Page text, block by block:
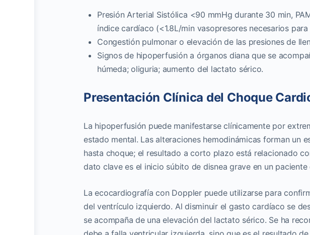
Presión Arterial Sistólica <90 mmHg durante 30 min,
índice cardíaco (<1.8L/min vasopresores necesarios
Congestión pulmonar o elevación de las presiones de
Signos de hipoperfusión a órganos diana que se
húmeda; oliguria; aumento del lactato sérico.
Presentación Clínica del Choque
La hipoperfusión puede manifestarse clínicamente por
estado mental. Las alteraciones hemodinámicas forman un
hasta choque; el resultado a corto plazo está relacionado
dato clave es el inicio súbito de disnea grave en un
La ecocardiografía con Doppler puede utilizarse para
del ventrículo izquierdo. Al disminuir el gasto cardíaco se
se acompaña de una elevación del lactato sérico. Se ha